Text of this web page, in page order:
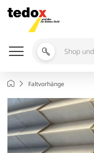
Inhalt
springen
Shop
durchsuchen
StartseiteFaltvorhänge